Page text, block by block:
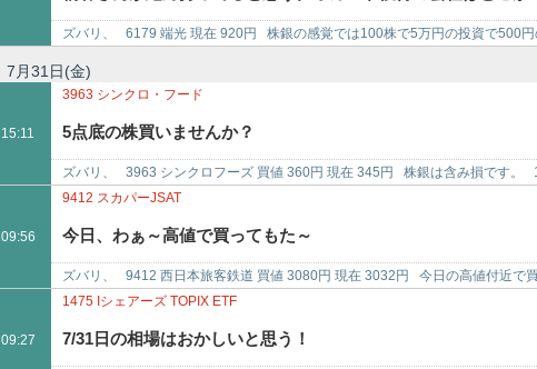
ズバリ、 6179 端光 現在 920円 株銀の感覚では100株で5万円の投資で500
7月31日(金)
15:11
3963 シンクロ・フード
5点底の株買いませんか？
ズバリ、 3963 シンクロフーズ 買値 360円 現在 345円 株銀は含み損です
09:56
9412 スカパーJSAT
今日、わぁ～高値で買ってもた～
ズバリ、 9412 西日本旅客鉄道 買値 3080円 現在 3032円 今日の高値付近
09:27
1475 Iシェアーズ TOPIX ETF
7/31日の相場はおかしいと思う！